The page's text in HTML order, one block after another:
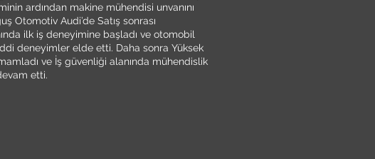
ardından makine mühendisi unvanını
Otomotiv Audi’de Satış sonrası
ilk iş deneyimine başladı ve otomobil
deneyimler elde etti. Daha sonra Yüksek
ve İş güvenliği alanında mühendislik
etti.